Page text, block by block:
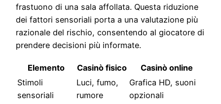
frastuono di una sala affollata. Questa riduzione
dei fattori sensoriali porta a una valutazione più
razionale del rischio, consentendo al giocatore di
prendere decisioni più informate.
Elemento Casinò fisico
Casinò online
Stimoli
sensoriali
Luci, fumo,
rumore
Grafica HD, suoni
opzionali